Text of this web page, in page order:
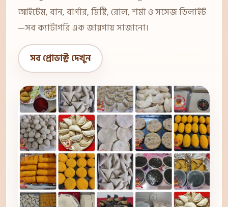
আইটেম, বান, বার্গার, মিষ্টি, রোল, শর্মা ও সসেজ ডিলাইট
—সব ক্যাটাগরি এক জায়গায় সাজানো।
সব প্রোডাক্ট দেখুন